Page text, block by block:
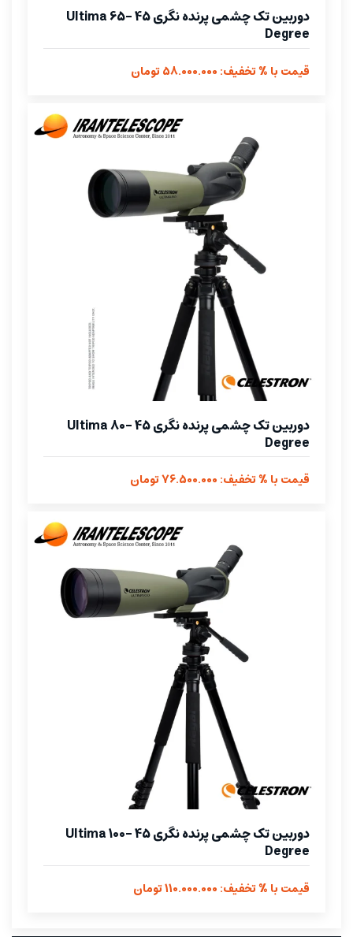
دوربین تک چشمی پرنده نگری Ultima 65- 45
Degree
قیمت با % تخفیف: 58.000.000 تومان
دوربین تک چشمی پرنده نگری Ultima 80- 45
Degree
قیمت با % تخفیف: 76.500.000 تومان
دوربین تک چشمی پرنده نگری Ultima 100- 45
Degree
قیمت با % تخفیف: 110.000.000 تومان